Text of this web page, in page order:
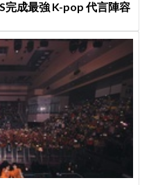
完成最強 K-pop 代言陣容